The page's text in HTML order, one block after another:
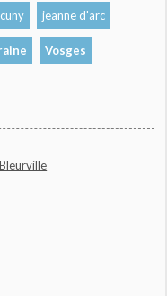
jeanne d'arc
Vosges